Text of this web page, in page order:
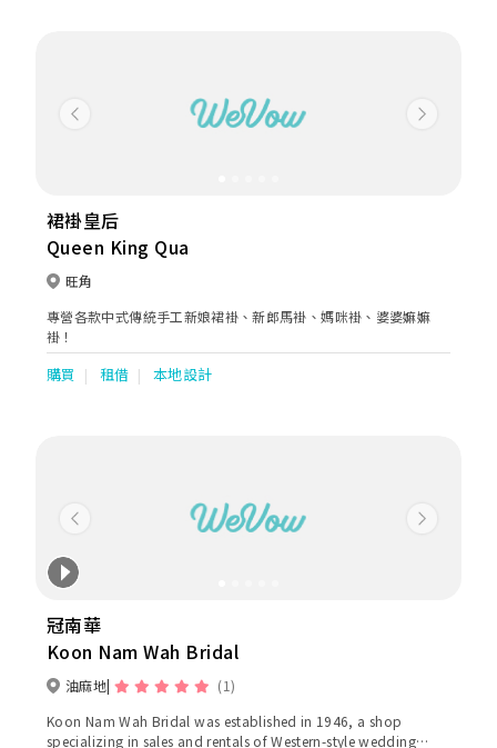
Previous Next
裙褂皇后
Queen King Qua
旺角
專營各款中式傳統手工新娘裙褂、新郎馬褂、媽咪褂、婆婆嫲嫲
褂！
購買 租借 本地設計
Previous Next
冠南華
Koon Nam Wah Bridal
油麻地
(1)
Koon Nam Wah Bridal was established in 1946, a shop
specializing in sales and rentals of Western-style wedding